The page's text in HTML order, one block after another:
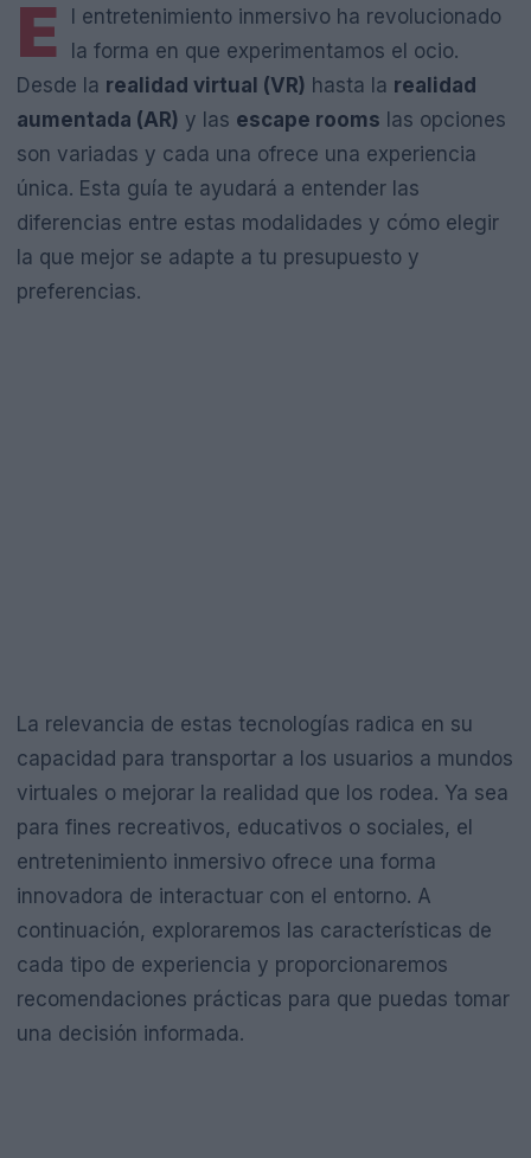
E
l entretenimiento inmersivo ha revolucionado
la forma en que experimentamos el ocio.
Desde la realidad virtual (VR) hasta la realidad
aumentada (AR) y las escape rooms las opciones
son variadas y cada una ofrece una experiencia
única. Esta guía te ayudará a entender las
diferencias entre estas modalidades y cómo elegir
la que mejor se adapte a tu presupuesto y
preferencias.
La relevancia de estas tecnologías radica en su
capacidad para transportar a los usuarios a mundos
virtuales o mejorar la realidad que los rodea. Ya sea
para fines recreativos, educativos o sociales, el
entretenimiento inmersivo ofrece una forma
innovadora de interactuar con el entorno. A
continuación, exploraremos las características de
cada tipo de experiencia y proporcionaremos
recomendaciones prácticas para que puedas tomar
una decisión informada.